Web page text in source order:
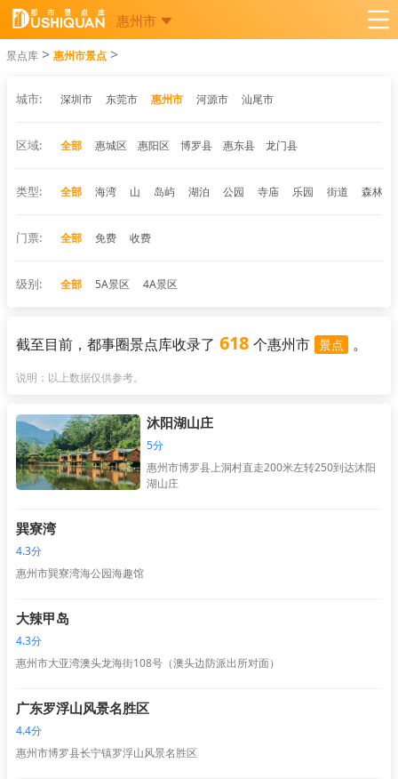
惠州市
景点库 > 惠州市景点 >
城市: 深圳市 东莞市 惠州市 河源市 汕尾市
区域: 全部 惠城区 惠阳区 博罗县 惠东县 龙门县
类型: 全部 海湾 山 岛屿 湖泊 公园 寺庙 乐园 街道 森林公
门票: 全部 免费 收费
级别: 全部 5A景区 4A景区
截至目前，都事圈景点库收录了 618 个惠州市 景点 。
说明：以上数据仅供参考。
沐阳湖山庄
5分
惠州市博罗县上洞村直走200米左转250到达沐阳
湖山庄
巽寮湾
4.3分
惠州市巽寮湾海公园海趣馆
大辣甲岛
4.3分
惠州市大亚湾澳头龙海街108号（澳头边防派出所对面）
广东罗浮山风景名胜区
4.4分
惠州市博罗县长宁镇罗浮山风景名胜区